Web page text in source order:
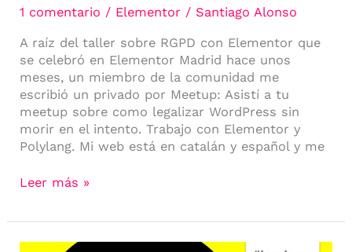
1 comentario / Elementor / Santiago Alonso
A raíz del taller sobre RGPD con Elementor que
se celebró en Elementor Madrid hace unos
meses, un miembro de la comunidad me
escribió un privado por Meetup: Asistí a tu
meetup sobre como legalizar WordPress sin
morir en el intento. Trabajo con Elementor y
Polylang. Mi web está en catalán y español y me
Leer más »